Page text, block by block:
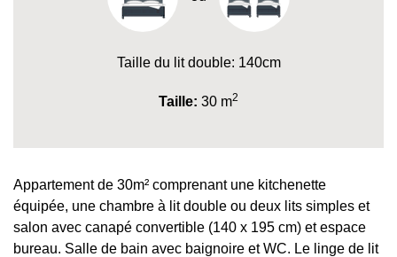
Taille du lit double: 140cm
Taille: 30 m2
Appartement de 30m² comprenant une kitchenette
équipée, une chambre à lit double ou deux lits simples et
salon avec canapé convertible (140 x 195 cm) et espace
bureau. Salle de bain avec baignoire et WC. Le linge de lit